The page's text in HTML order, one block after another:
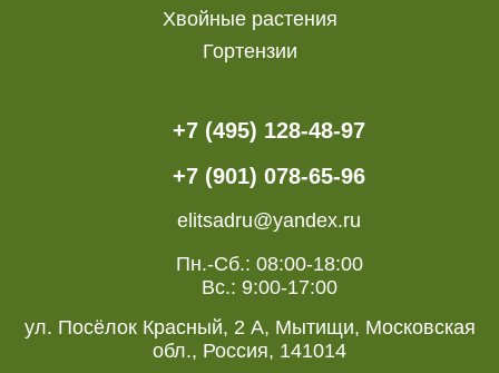
Хвойные растения
Гортензии
+7 (495) 128-48-97
+7 (901) 078-65-96
elitsadru@yandex.ru
Пн.-Сб.: 08:00-18:00
Вс.: 9:00-17:00
ул. Посёлок Красный, 2 А, Мытищи, Московская
обл., Россия, 141014